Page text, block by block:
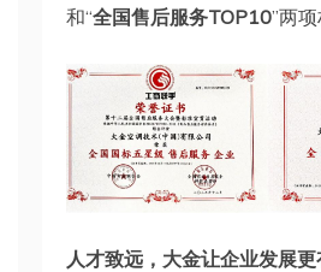
和“全国售后服务TOP10”两项
人才致远，大金让企业发展